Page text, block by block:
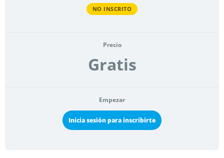
NO INSCRITO
Precio
Gratis
Empezar
Inicia sesión para inscribirte